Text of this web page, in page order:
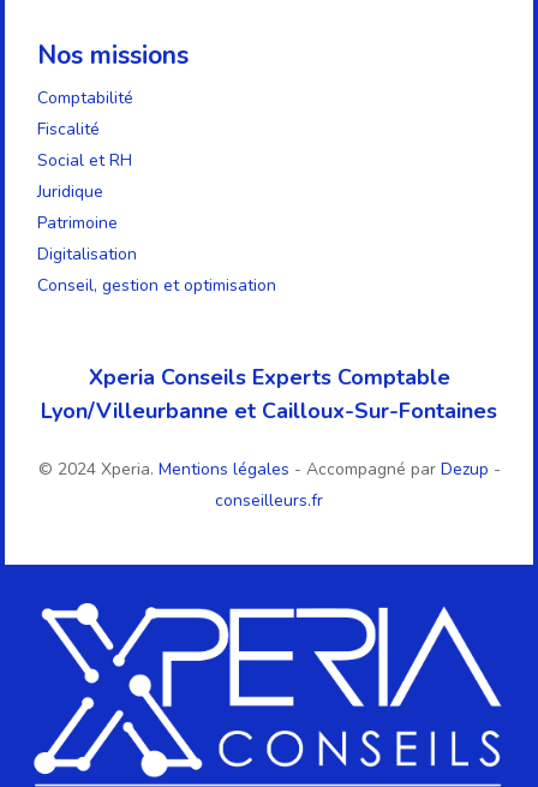
Nos missions
Comptabilité
Fiscalité
Social et RH
Juridique
Patrimoine
Digitalisation
Conseil, gestion et optimisation
Xperia Conseils Experts Comptable
Lyon/Villeurbanne et Cailloux-Sur-Fontaines
© 2024 Xperia. Mentions légales - Accompagné par Dezup -
conseilleurs.fr